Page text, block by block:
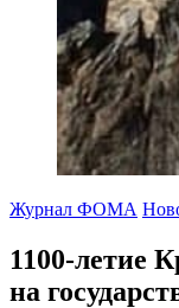
Журнал ФОМА
1100-летие
на